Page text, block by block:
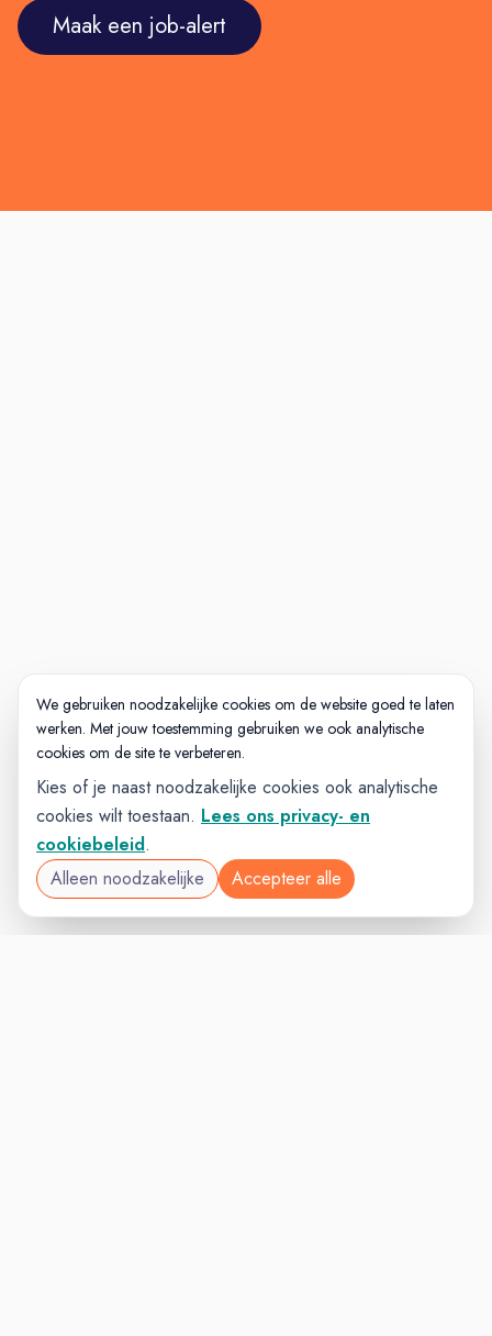
Maak een job-alert
We gebruiken noodzakelijke cookies om de website goed te laten
werken. Met jouw toestemming gebruiken we ook analytische
cookies om de site te verbeteren.
Kies of je naast noodzakelijke cookies ook analytische
cookies wilt toestaan. Lees ons privacy- en
cookiebeleid.
Alleen noodzakelijke
Accepteer alle